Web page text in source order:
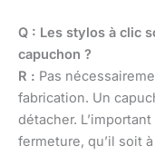
Q : Les stylos à clic
capuchon ?
R : Pas
fabrication. Un
détacher.
fermeture, qu’il soit